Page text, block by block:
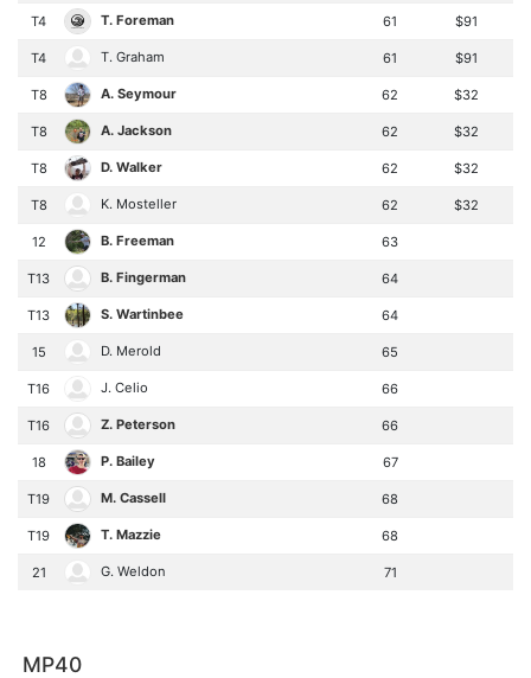
T4 T. Foreman 61 $91
T4 T. Graham 61 $91
T8 A. Seymour 62 $32
T8 A. Jackson 62 $32
T8 D. Walker 62 $32
T8 K. Mosteller 62 $32
12 B. Freeman 63
T13 B. Fingerman 64
T13 S. Wartinbee 64
15 D. Merold 65
T16 J. Celio 66
T16 Z. Peterson 66
18 P. Bailey 67
T19 M. Cassell 68
T19 T. Mazzie 68
21 G. Weldon 71
MP40